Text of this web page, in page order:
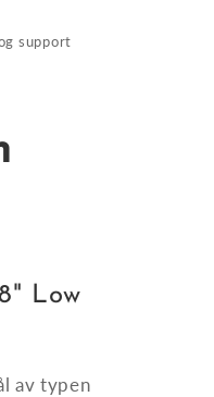
support
Low
av typen